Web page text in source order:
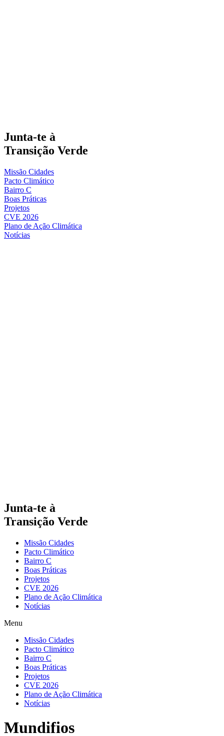
Junta-te à
Transição Verde
Missão Cidades
Pacto Climático
Bairro C
Boas Práticas
Projetos
CVE 2026
Plano de Ação Climática
Notícias
Junta-te à
Transição Verde
Missão Cidades
Pacto Climático
Bairro C
Boas Práticas
Projetos
CVE 2026
Plano de Ação Climática
Notícias
Menu
Missão Cidades
Pacto Climático
Bairro C
Boas Práticas
Projetos
CVE 2026
Plano de Ação Climática
Notícias
Mundifios